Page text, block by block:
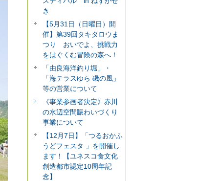
き
【5月31日（日曜日）開
催】第39回タキタロウま
つり おいでよ、挑戦力
をはぐくむ冒険の森へ！
「由良海洋釣り堀」・
「海テラスゆら 磯の風」
等の営業について
《事業参画者決定》赤川
の水辺空間賑わいづくり
事業について
【12月7日】「つるおかふ
うどフェスタ 」を開催し
ます！【ユネスコ食文化
創造都市認定10周年記
念】